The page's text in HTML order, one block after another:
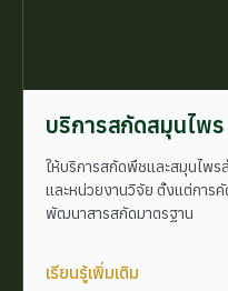
บริการสกัดสมุนไพร
ให้บริการสกัดพืชและสมุนไพร
และหน่วยงานวิจัย ตั้งแต่การ
พัฒนาสารสกัดมาตรฐาน
เรียนรู้เพิ่มเติม